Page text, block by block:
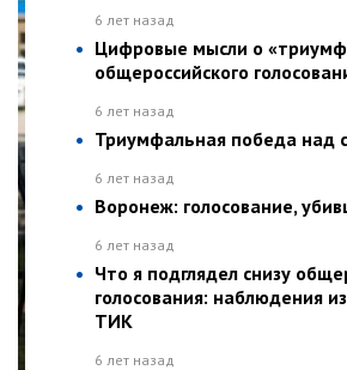
6 лет назад
Цифровые мысли о
общероссийского
6 лет назад
Триумфальная победа над
6 лет назад
Воронеж: голосование,
6 лет назад
Что я подглядел снизу
голосования: наблюдения
ТИК
6 лет назад